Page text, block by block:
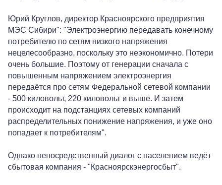
Юрий Круглов, директор Красноярского предприятия
МЭС Сибири": "Электроэнергию передавать конечному
потребителю по сетям низкого напряжения
нецелесообразно, поскольку это неэкономично. Потери
очень большие. Поэтому от генерации сначала с
повышенным напряжением электроэнергия
передаётся про сетям Федеральной сетевой компании
- 500 киловольт, 220 киловольт и выше. И затем
происходит на подстанциях сетевых компаний
распределительных понижение напряжения, и уже оно
попадает к потребителям".
Однако непосредственный диалог с населением ведёт
сбытовая компания - "Красноярскэнергосбыт".